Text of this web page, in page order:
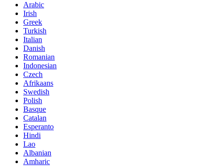
Arabic
Irish
Greek
Turkish
Italian
Danish
Romanian
Indonesian
Czech
Afrikaans
Swedish
Polish
Basque
Catalan
Esperanto
Hindi
Lao
Albanian
Amharic